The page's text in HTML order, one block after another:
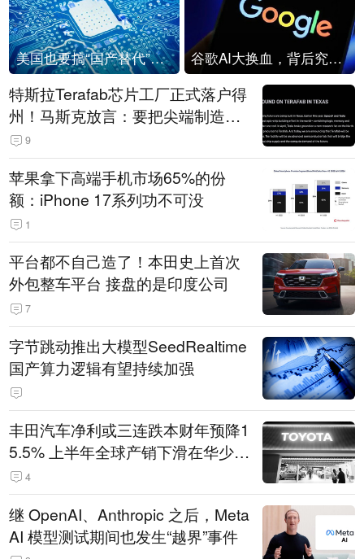
美国也要搞“国产替代”？先算清三笔账 谷歌AI大换血，背后究竟发生了什么？
特斯拉Terafab芯片工厂正式落户得
州！马斯克放言：要把尖端制造带
回美国
9
苹果拿下高端手机市场65%的份
额：iPhone 17系列功不可没
1
平台都不自己造了！本田史上首次
外包整车平台 接盘的是印度公司
7
字节跳动推出大模型SeedRealtime
国产算力逻辑有望持续加强
丰田汽车净利或三连跌本财年预降1
5.5% 上半年全球产销下滑在华少卖
14.3万辆
4
继 OpenAI、Anthropic 之后，Meta
AI 模型测试期间也发生“越界”事件